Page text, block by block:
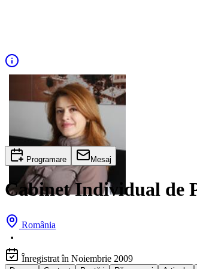
Programare Mesaj
Cabinet Individual de
România
Înregistrat în Noiembrie 2009